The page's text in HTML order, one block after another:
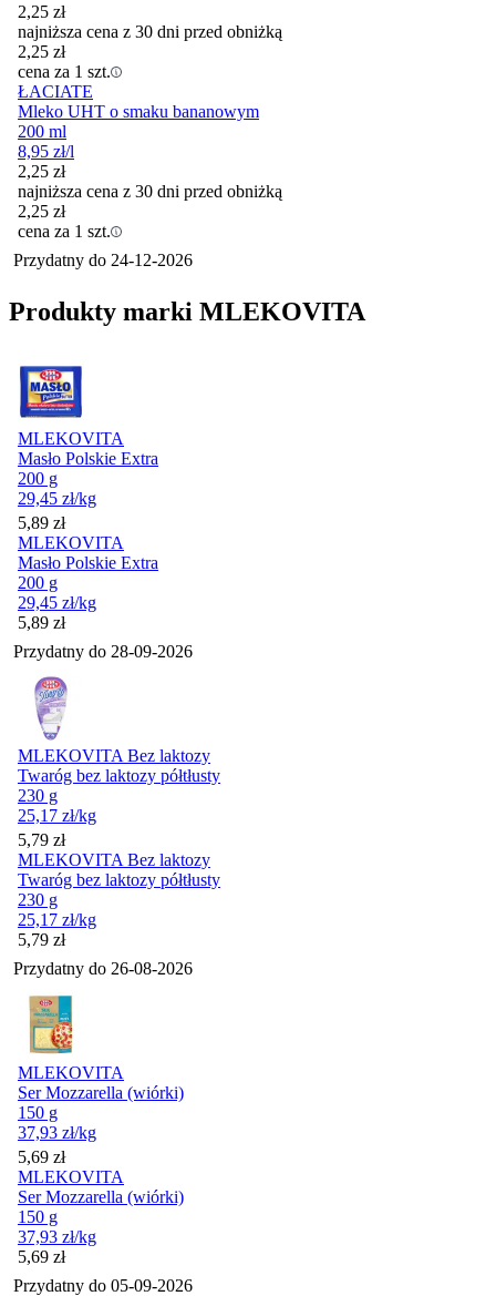
2,25 zł
najniższa cena z 30 dni przed obniżką
2,25 zł
cena za 1 szt.
ŁACIATE
Mleko UHT o smaku bananowym
200 ml
8,95 zł/l
2,25 zł
najniższa cena z 30 dni przed obniżką
2,25 zł
cena za 1 szt.
Przydatny do 24-12-2026
Produkty marki MLEKOVITA
MLEKOVITA
Masło Polskie Extra
200 g
29,45 zł/kg
Cena
5,89 zł
MLEKOVITA
Masło Polskie Extra
200 g
29,45 zł/kg
Cena
5,89 zł
Przydatny do 28-09-2026
MLEKOVITA Bez laktozy
Twaróg bez laktozy półtłusty
230 g
25,17 zł/kg
Cena
5,79 zł
MLEKOVITA Bez laktozy
Twaróg bez laktozy półtłusty
230 g
25,17 zł/kg
Cena
5,79 zł
Przydatny do 26-08-2026
MLEKOVITA
Ser Mozzarella (wiórki)
150 g
37,93 zł/kg
Cena
5,69 zł
MLEKOVITA
Ser Mozzarella (wiórki)
150 g
37,93 zł/kg
Cena
5,69 zł
Przydatny do 05-09-2026